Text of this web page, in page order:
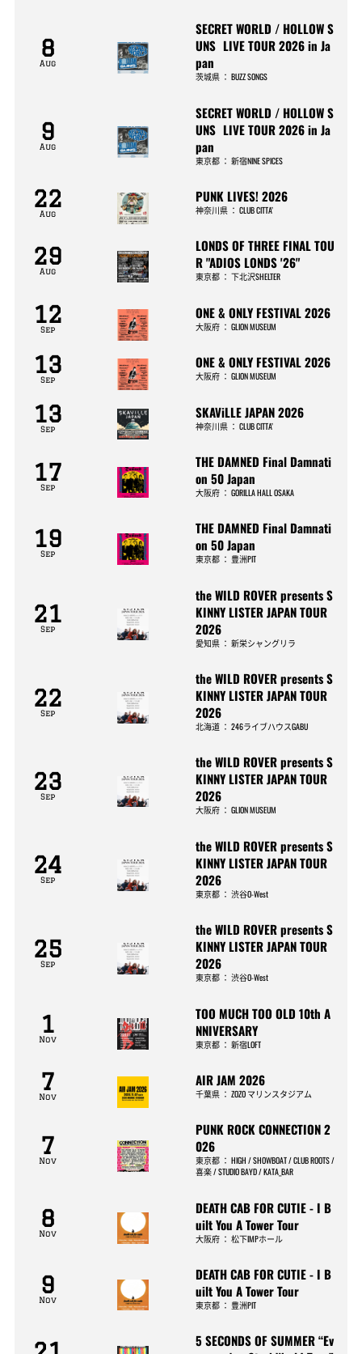
8
Aug
SECRET WORLD / HOLLOW S
UNS LIVE TOUR 2026 in Ja
pan
茨城県 ：BUZZ SONGS
9
Aug
SECRET WORLD / HOLLOW S
UNS LIVE TOUR 2026 in Ja
pan
東京都 ：新宿NINE SPICES
22
Aug
PUNK LIVES! 2026
神奈川県 ：CLUB CITTA’
29
Aug
LONDS OF THREE FINAL TOU
R "ADIOS LONDS '26"
東京都 ：下北沢SHELTER
12
Sep
ONE & ONLY FESTIVAL 2026
大阪府 ：GLION MUSEUM
13
Sep
ONE & ONLY FESTIVAL 2026
大阪府 ：GLION MUSEUM
13
Sep
SKAViLLE JAPAN 2026
神奈川県 ：CLUB CITTA’
17
Sep
THE DAMNED Final Damnati
on 50 Japan
大阪府 ：GORILLA HALL OSAKA
19
Sep
THE DAMNED Final Damnati
on 50 Japan
東京都 ：豊洲PIT
21
Sep
the WILD ROVER presents S
KINNY LISTER JAPAN TOUR
2026
愛知県 ：新栄シャングリラ
22
Sep
the WILD ROVER presents S
KINNY LISTER JAPAN TOUR
2026
北海道 ：246ライブハウスGABU
23
Sep
the WILD ROVER presents S
KINNY LISTER JAPAN TOUR
2026
大阪府 ：GLION MUSEUM
24
Sep
the WILD ROVER presents S
KINNY LISTER JAPAN TOUR
2026
東京都 ：渋谷O-West
25
Sep
the WILD ROVER presents S
KINNY LISTER JAPAN TOUR
2026
東京都 ：渋谷O-West
1
Nov
TOO MUCH TOO OLD 10th A
NNIVERSARY
東京都 ：新宿LOFT
7
Nov
AIR JAM 2026
千葉県 ：ZOZO マリンスタジアム
7
Nov
PUNK ROCK CONNECTION 2
026
東京都 ：HIGH / SHOWBOAT / CLUB ROOTS /
喜楽 / STUDIO BAYD / KATA_BAR
8
Nov
DEATH CAB FOR CUTIE - I B
uilt You A Tower Tour
大阪府 ：松下IMPホール
9
Nov
DEATH CAB FOR CUTIE - I B
uilt You A Tower Tour
東京都 ：豊洲PIT
5 SECONDS OF SUMMER “Ev